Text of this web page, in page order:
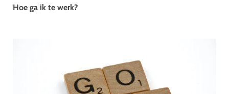
Hoe ga ik te werk?